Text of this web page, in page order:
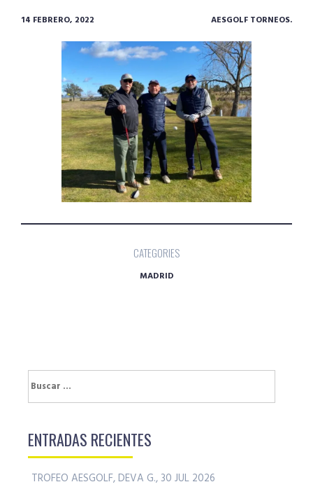
14 FEBRERO, 2022 AESGOLF TORNEOS.
CATEGORIES
MADRID
Buscar:
ENTRADAS RECIENTES
TROFEO AESGOLF, DEVA G., 30 JUL 2026